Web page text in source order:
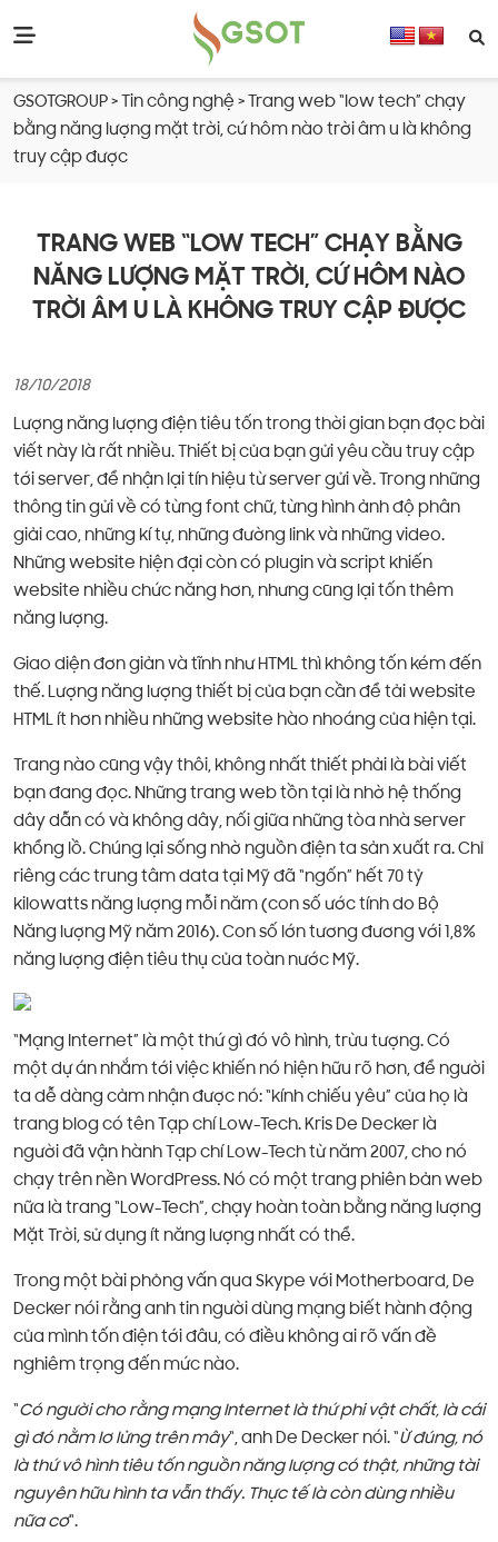
GSOTGROUP > Tin công nghệ > Trang web “low tech” chạy
bằng năng lượng mặt trời, cứ hôm nào trời âm u là không
truy cập được
TRANG WEB “LOW TECH” CHẠY BẰNG
NĂNG LƯỢNG MẶT TRỜI, CỨ HÔM NÀO
TRỜI ÂM U LÀ KHÔNG TRUY CẬP ĐƯỢC
18/10/2018
Lượng năng lượng điện tiêu tốn trong thời gian bạn đọc bài
viết này là rất nhiều. Thiết bị của bạn gửi yêu cầu truy cập
tới server, để nhận lại tín hiệu từ server gửi về. Trong những
thông tin gửi về có từng font chữ, từng hình ảnh độ phân
giải cao, những kí tự, những đường link và những video.
Những website hiện đại còn có plugin và script khiến
website nhiều chức năng hơn, nhưng cũng lại tốn thêm
năng lượng.
Giao diện đơn giản và tĩnh như HTML thì không tốn kém đến
thế. Lượng năng lượng thiết bị của bạn cần để tải website
HTML ít hơn nhiều những website hào nhoáng của hiện tại.
Trang nào cũng vậy thôi, không nhất thiết phải là bài viết
bạn đang đọc. Những trang web tồn tại là nhờ hệ thống
dây dẫn có và không dây, nối giữa những tòa nhà server
khổng lồ. Chúng lại sống nhờ nguồn điện ta sản xuất ra. Chỉ
riêng các trung tâm data tại Mỹ đã “ngốn” hết 70 tỷ
kilowatts năng lượng mỗi năm (con số ước tính do Bộ
Năng lượng Mỹ năm 2016). Con số lớn tương đương với 1,8%
năng lượng điện tiêu thụ của toàn nước Mỹ.
“Mạng Internet” là một thứ gì đó vô hình, trừu tượng. Có
một dự án nhắm tới việc khiến nó hiện hữu rõ hơn, để người
ta dễ dàng cảm nhận được nó: “kính chiếu yêu” của họ là
trang blog có tên Tạp chí Low-Tech. Kris De Decker là
người đã vận hành Tạp chí Low-Tech từ năm 2007, cho nó
chạy trên nền WordPress. Nó có một trang phiên bản web
nữa là trang “Low-Tech”, chạy hoàn toàn bằng năng lượng
Mặt Trời, sử dụng ít năng lượng nhất có thể.
Trong một bài phỏng vấn qua Skype với Motherboard, De
Decker nói rằng anh tin người dùng mạng biết hành động
của mình tốn điện tới đâu, có điều không ai rõ vấn đề
nghiêm trọng đến mức nào.
“Có người cho rằng mạng Internet là thứ phi vật chất, là cái
gì đó nằm lơ lửng trên mây“, anh De Decker nói. “Ừ đúng, nó
là thứ vô hình tiêu tốn nguồn năng lượng có thật, những tài
nguyên hữu hình ta vẫn thấy. Thực tế là còn dùng nhiều
nữa cơ“.